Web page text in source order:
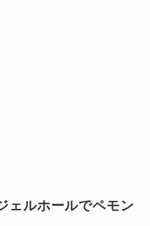
ェルホールでペモン